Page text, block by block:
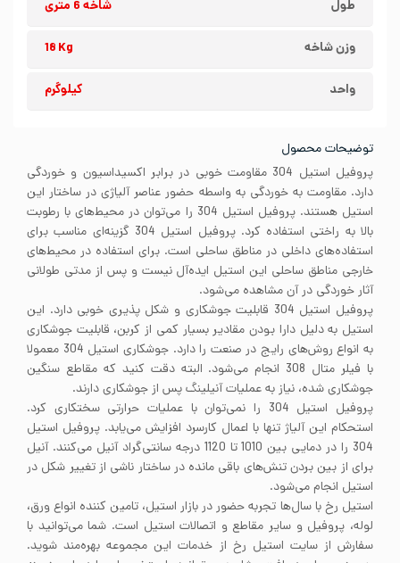
طول شاخه 6 متری
وزن شاخه 18 Kg
واحد کیلوگرم
توضیحات محصول
پروفیل استیل 304 مقاومت خوبی در برابر اکسیداسیون و خوردگی
دارد. مقاومت به خوردگی به واسطه حضور عناصر آلیاژی در ساختار این
استیل هستند. پروفیل استیل 304 را می‌توان در محیط‌های با رطوبت
بالا به راختی استفاده کرد. پروفیل استیل 304 گزینه‌ای مناسب برای
استفاده‌های داخلی در مناطق ساحلی است. برای استفاده در محیط‌های
خارجی مناطق ساحلی این استیل ایده‌آل نیست و پس از مدتی طولانی
آثار خوردگی در آن مشاهده می‌شود.
پروفیل استیل 304 قابلیت جوشکاری و شکل پذیری خوبی دارد. این
استیل به دلیل دارا بودن مقادیر بسیار کمی از کربن، قابلیت جوشکاری
به انواع روش‌های رایج در صنعت را دارد. جوشکاری استیل 304 معمولا
با فیلر متال 308 انجام می‌شود. البته دقت کنید که مقاطع سنگین
جوشکاری شده، نیاز به عملیات آنیلینگ پس از جوشکاری دارند.
پروفیل استیل 304 را نمی‌توان با عملیات حرارتی سختکاری کرد.
استحکام این آلیاژ تنها با اعمال کارسرد افزایش می‌یابد. پروفیل استیل
304 را در دمایی بین 1010 تا 1120 درجه سانتی‌گراد آنیل می‌کنند. آنیل
برای از بین بردن تنش‌های باقی مانده در ساختار ناشی از تغییر شکل در
استیل انجام می‌شود.
استیل رخ با سال‌ها تجربه حضور در بازار استیل، تامین کننده انواع ورق،
لوله، پروفیل و سایر مقاطع و اتصالات استیل است. شما می‌توانید با
سفارش از سایت استیل رخ از خدمات این مجموعه بهره‌مند شوید.